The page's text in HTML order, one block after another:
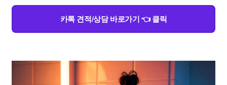
카톡 견적/상담 바로가기 👈 클릭